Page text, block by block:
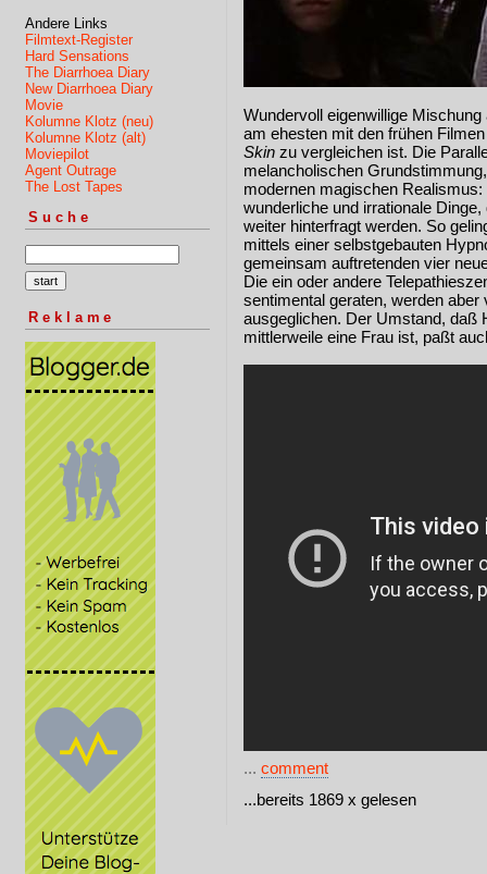
Andere Links
Filmtext-Register
Hard Sensations
The Diarrhoea Diary
New Diarrhoea Diary
Movie
Kolumne Klotz (neu)
Kolumne Klotz (alt)
Moviepilot
Agent Outrage
The Lost Tapes
Suche
Reklame
Wundervoll eigenwillige
am ehesten mit den frühen
Skin zu vergleichen ist. Die
melancholischen
modernen magischen
wunderliche und irrationale
weiter hinterfragt werden. So
mittels einer selbstgebauten
gemeinsam auftretenden vier
Die ein oder andere
sentimental geraten, werden
ausgeglichen. Der Umstand, daß
mittlerweile eine Frau ist, paßt
... comment
...bereits 1869 x gelesen